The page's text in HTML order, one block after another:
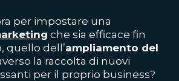
per impostare una
che sia efficace fin
quello dell’ampliamento del
la raccolta di nuovi
per il proprio business?